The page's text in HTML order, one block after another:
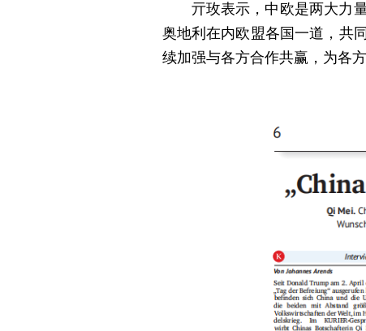
亓玫表示，中欧是两大力
奥地利在内欧盟各国一道，共
续加强与各方合作共赢，为各